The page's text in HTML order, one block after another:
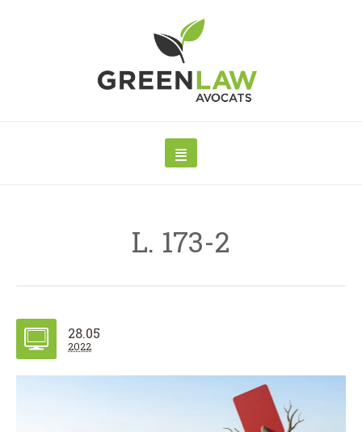
L. 173-2
28.05
2022